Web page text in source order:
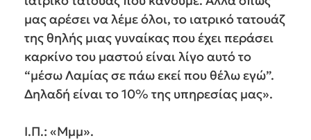
μας αρέσει να λέμε όλοι, το ιατρικό τατουάζ
της θηλής μιας γυναίκας που έχει περάσει
καρκίνο του μαστού είναι λίγο αυτό το
“μέσω Λαμίας σε πάω εκεί που θέλω εγώ”.
Δηλαδή είναι το 10% της υπηρεσίας μας».
Ι.Π.: «Μμμ».